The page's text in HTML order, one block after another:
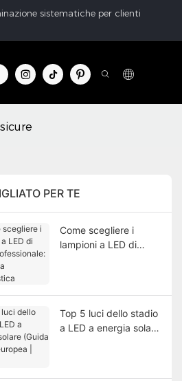
sistematiche per clienti
PER TE
Come scegliere i
lampioni a LED di
Top 5 luci dello stadio
a LED a energia solare